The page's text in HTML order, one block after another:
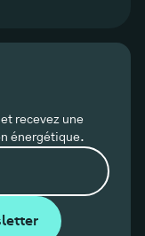
recevez une
énergétique.